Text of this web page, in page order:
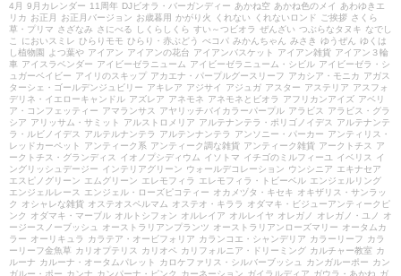
4月 9月カレンダー 11周年 DJビオラ・バーガンディー あかね空 あかね色のメイ
あわゆきエ
リカ お正月 お正月バージョン お歳暮用 かがり火 くれない くれないロンド ご挨拶 さくら
草・プリマ さざなみ さにべる しくらしくら すい～つビオラ ぜんざい つぶらなタヌキ なでし
こ
においスミレ ひらりモモ ひらり・赤ぶどう べコパ みかんちゃん みさき ゆうぜん
ゆくは
し植物園
よつ葉や アイアン アイアンの花台 アイアンバスケット アイアン雑貨 アイアン３輪
車 アイスラベンダー アイビーゼラニューム アイビーゼラニューム・シビル アイビーゼラ・シ
ュガーベイビー アイリのスキップ アカエナ・パープルグースリーフ アカシア・モニカ アガス
ターシェ・ゴールデンジュビリー アキレア アジサイ アジュガ アスター アステリア アスフォ
デリネ・イエローキャンドル アズレア アネモネ アネモネとビオラ アフリカンアイズ アベリ
ア・コンフェッティー アマランサス アヤリッチバイカラーパープル アラビス
アラビス・グラ
シア アリッサム・サミット アルストロメリア アルテナンテラ・ポリゴノイデス
アルテナンテ
ラ・ルビノイデス
アルテルナンテラ アルテンナンテラ アンソニー・パーカー アンティリス・
レッドカーペット
アンティーク系 アンティーク調な雑貨 アンティーク雑貨 アークトチス
ア
ークトチス・グランディス
イオノプシディウム イソトマ イチゴのミルフィーユ イベリス
イ
ングリッシュデージー インテリアグリーン ウォールデコレーション ウンシニア エキナセア
エスピノグリーン エムグリーン エレモフィラ エレモフィラ・トビーベル エンジェルリング
エンジェルレース
エンジェル・ローズピコティー オカメヅタ・キセキ オキザリス・サンラッ
ク
オシャレな雑貨 オステオスペルマム オステオ・キララ
オダマキ・ビジューアンティークピ
ンク
オダマキ・マーブル オルトシフォン オルレイア オルレイヤ オレガノ オレガノ・ユノ
オ
ージースノーブッシュ
オーストラリアンプランツ オーストラリアンローズマリー オータムカ
ラー オーリキュラ カラテア・オービフォリア カランコエ・シャンデリア カラーリーフ カラ
ーリーフ金魚草 カリオプテリス カリオペ カリフォルニア・ドリーミング カルチャー教室 カ
ルーナ カルーナ・オータムパレット カロケファリス・シルバーブッシュ カンガルーポー カン
ガルー・ポー カンナ カンパーナ・ピンク カーネーション ガイラルディア ガウラ・あかね ガ